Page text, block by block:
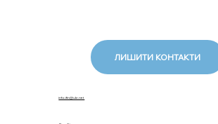
ЛИШИТИ КОНТАКТИ
info.ifin@ukr.net